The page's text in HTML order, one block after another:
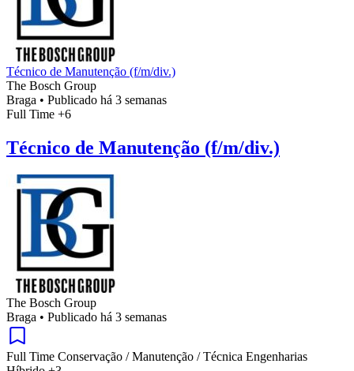
Técnico de Manutenção (f/m/div.)
The Bosch Group
Braga • Publicado há 3 semanas
Full Time +6
Técnico de Manutenção (f/m/div.)
The Bosch Group
Braga • Publicado há 3 semanas
Full Time Conservação / Manutenção / Técnica Engenharias